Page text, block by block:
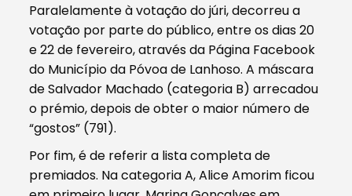
Paralelamente à votação do júri, decorreu a
votação por parte do público, entre os dias 20
e 22 de fevereiro, através da Página Facebook
do Município da Póvoa de Lanhoso. A máscara
de Salvador Machado (categoria B) arrecadou
o prémio, depois de obter o maior número de
“gostos” (791).
Por fim, é de referir a lista completa de
premiados. Na categoria A, Alice Amorim ficou